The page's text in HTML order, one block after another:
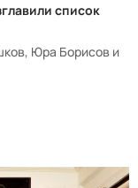
список
Юра Борисов и